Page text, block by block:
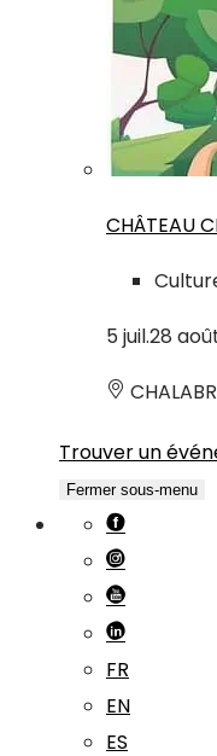
CHÂTEAU
5 juil.28
Trouver un
Fermer sous-menu
FR
EN
ES